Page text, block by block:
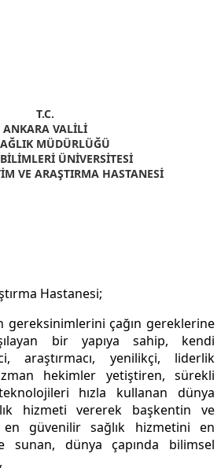
T.C.
ANKARA VALİLİ
MÜDÜRLÜĞÜ
ÜNİVERSİTESİ
VE ARAŞTIRMA HASTANESİ
Hastanesi;
çağın gereklerine
bir yapıya sahip, kendi
araştırmacı, yenilikçi, liderlik
hekimler yetiştiren, sürekli
hızla kullanan dünya
hizmeti vererek başkentin ve
güvenilir sağlık hizmetini en
sunan, dünya çapında bilimsel